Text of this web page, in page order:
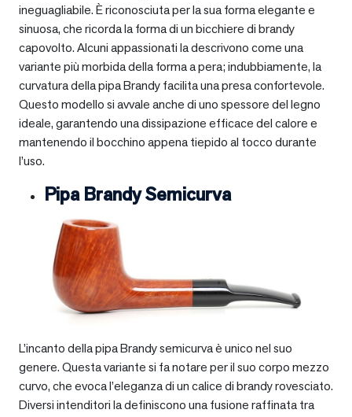
ineguagliabile. È riconosciuta per la sua forma elegante e
sinuosa, che ricorda la forma di un bicchiere di brandy
capovolto. Alcuni appassionati la descrivono come una
variante più morbida della forma a pera; indubbiamente, la
curvatura della pipa Brandy facilita una presa confortevole.
Questo modello si avvale anche di uno spessore del legno
ideale, garantendo una dissipazione efficace del calore e
mantenendo il bocchino appena tiepido al tocco durante
l’uso.
Pipa Brandy Semicurva
L’incanto della pipa Brandy semicurva è unico nel suo
genere. Questa variante si fa notare per il suo corpo mezzo
curvo, che evoca l’eleganza di un calice di brandy rovesciato.
Diversi intenditori la definiscono una fusione raffinata tra